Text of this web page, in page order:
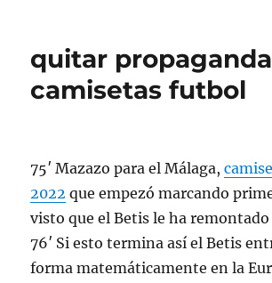
quitar propaganda
camisetas futbol
75′ Mazazo para el Málaga,
2022 que empezó marcando
visto que el Betis le ha
76′ Si esto termina así el Betis
forma matemáticamente en la